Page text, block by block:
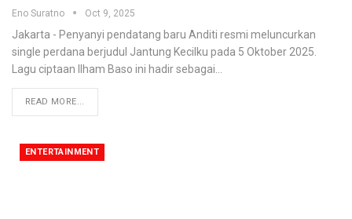
Eno Suratno Oct 9, 2025
Jakarta - Penyanyi pendatang baru Anditi resmi meluncurkan
single perdana berjudul Jantung Kecilku pada 5 Oktober 2025.
Lagu ciptaan Ilham Baso ini hadir sebagai
READ MORE...
ENTERTAINMENT